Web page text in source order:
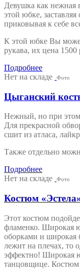
Девушка как нежная
этой юбке,
приковывая к себе
К этой юбке Вы
рукава, их цена 1500
Подробнее
Нет на складе
Фото
Цыганский
Нежный, но при
Для прекрасной
сшит из атласа,
Также отдельно
Подробнее
Нет на складе
Фото
Костюм
Этот костюм
фламенко. Широкая
оборками и широкая
лежит на плечах, то
эффектно! Широкая
танцовщице. Костюм